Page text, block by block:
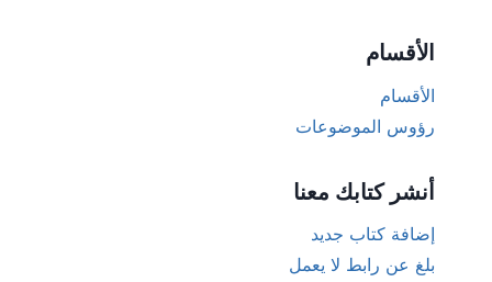
الأقسام
الأقسام
رؤوس الموضوعات
أنشر كتابك معنا
إضافة كتاب جديد
بلغ عن رابط لا يعمل